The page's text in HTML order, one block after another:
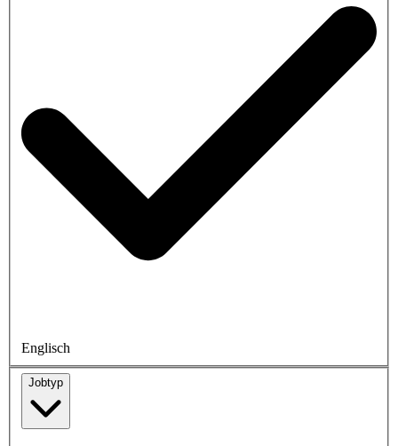
Englisch
Jobtyp